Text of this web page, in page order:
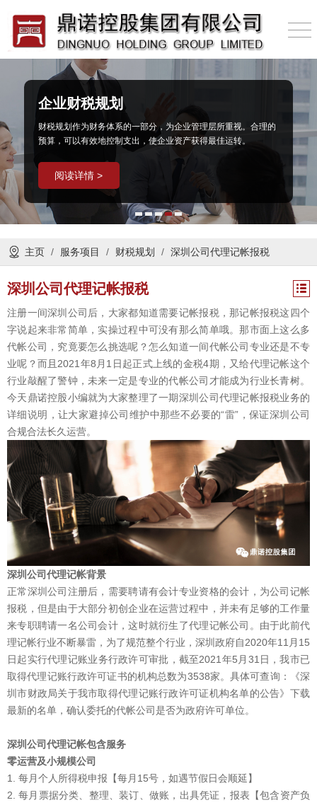
企业财税规划
财税规划作为财务体系的一部分，为企业管理层所重视。合理的
预算，可以有效地控制支出，使企业资产获得最佳运转。
阅读详情 >
1 2 3 4 5
主页 / 服务项目 / 财税规划 / 深圳公司代理记帐报税
深圳公司代理记帐报税
注册一间深圳公司后，大家都知道需要记帐报税，那记帐报税这四个
字说起来非常简单，实操过程中可没有那么简单哦。那市面上这么多
代帐公司，究竟要怎么挑选呢？怎么知道一间代帐公司专业还是不专
业呢？而且2021年8月1日起正式上线的金税4期，又给代理记帐这个
行业敲醒了警钟，未来一定是专业的代帐公司才能成为行业长青树。
今天鼎诺控股小编就为大家整理了一期深圳公司代理记帐报税业务的
详细说明，让大家避掉公司维护中那些不必要的“雷”，保证深圳公司
合规合法长久运营。
深圳公司代理记帐背景
正常深圳公司注册后，需要聘请有会计专业资格的会计，为公司记帐
报税，但是由于大部分初创企业在运营过程中，并未有足够的工作量
来专职聘请一名公司会计，这时就衍生了代理记帐公司。由于此前代
理记帐行业不断暴雷，为了规范整个行业，深圳政府自2020年11月15
日起实行代理记账业务行政许可审批，截至2021年5月31日，我市已
取得代理记账行政许可证书的机构总数为3538家。具体可查询：《深
圳市财政局关于我市取得代理记账行政许可证机构名单的公告》下载
最新的名单，确认委托的代帐公司是否为政府许可单位。
深圳公司代理记帐包含服务
零运营及小规模公司
1. 每月个人所得税申报【每月15号，如遇节假日会顺延】
2. 每月票据分类、整理、装订、做账，出具凭证，报表【包含资产负